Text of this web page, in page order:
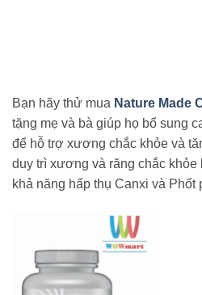
Bạn hãy thử mua Nature Made
tặng mẹ và bà giúp họ bổ sung
để hỗ trợ xương chắc khỏe và
duy trì xương và răng chắc
khả năng hấp thụ Canxi và Phốt